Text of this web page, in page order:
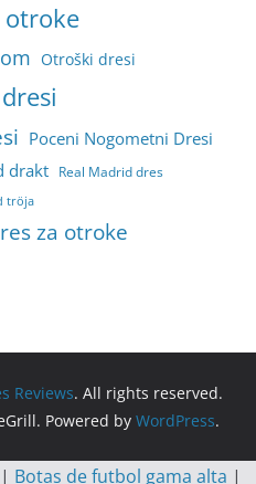
otroke
Otroški dresi
Poceni Nogometni Dresi
drakt Real Madrid dres
tröja
za otroke
Reviews. All rights reserved.
Powered by WordPress.
| Botas de futbol gama alta |